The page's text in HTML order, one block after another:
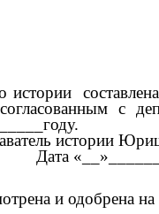
с
истории
и одобрена